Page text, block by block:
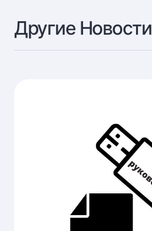
Другие Новости